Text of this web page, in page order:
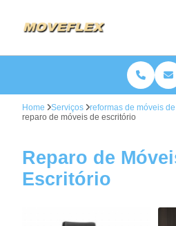
Home Serviços
reformas de móveis
reparo de móveis de escritório
Reparo de
Escritório